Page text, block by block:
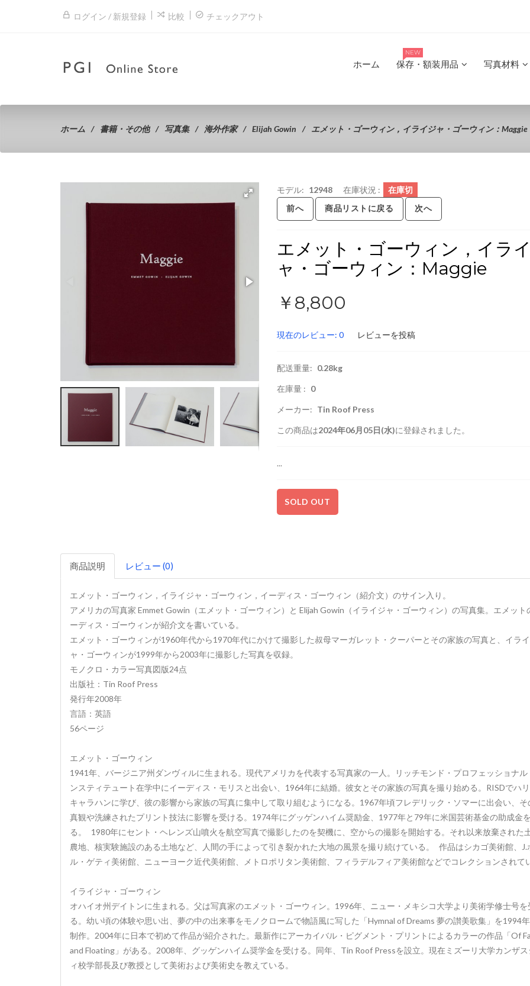
ログイン / 新規登録 比較 チェックアウト
ホーム 保存・額装用品
NEW
写真材料
ホーム 書籍・その他 写真集 海外作家 Elijah Gowin エメット・ゴーウィン，イライジャ・ゴーウィン：Maggie
モデル: 12948 在庫状況 :
在庫切
前へ
商品リストに戻る 次へ
エメット・ゴーウィン，イラ
ャ・ゴーウィン：Maggie
￥8,800
現在のレビュー: 0 レビューを投稿
配送重量: 0.28kg
在庫量 : 0
メーカー: Tin Roof Press
この商品は2024年06月05日(水)に登録されました。
...
SOLD OUT
商品説明 レビュー (0)
エメット・ゴーウィン，イライジャ・ゴーウィン，イーディス・ゴーウィン（紹介文）のサイン入り。
アメリカの写真家 Emmet Gowin（エメット・ゴーウィン）と Elijah Gowin（イライジャ・ゴーウィン）の写真集。エメット
ーディス・ゴーウィンが紹介文を書いている。
エメット・ゴーウィンが1960年代から1970年代にかけて撮影した叔母マーガレット・クーパーとその家族の写真と、イラ
ャ・ゴーウィンが1999年から2003年に撮影した写真を収録。
モノクロ・カラー写真図版24点
出版社：Tin Roof Press
発行年2008年
言語：英語
56ページ
エメット・ゴーウィン
1941年、バージニア州ダンヴィルに生まれる。現代アメリカを代表する写真家の一人。リッチモンド・プロフェッショナル
ンスティテュート在学中にイーディス・モリスと出会い、1964年に結婚。彼女とその家族の写真を撮り始める。RISDでハリ
キャラハンに学び、彼の影響から家族の写真に集中して取り組むようになる。1967年頃フレデリック・ソマーに出会い、そ
真観や洗練されたプリント技法に影響を受ける。1974年にグッゲンハイム奨励金、1977年と79年に米国芸術基金の助成金
る。 1980年にセント・ヘレンズ山噴火を航空写真で撮影したのを契機に、空からの撮影を開始する。それ以来放棄された
農地、核実験施設のある土地など、人間の手によって引き裂かれた大地の風景を撮り続けている。 作品はシカゴ美術館、J.
ル・ゲティ美術館、ニューヨーク近代美術館、メトロポリタン美術館、フィラデルフィア美術館などでコレクションされて
イライジャ・ゴーウィン
オハイオ州デイトンに生まれる。父は写真家のエメット・ゴーウィン。1996年、ニュー・メキシコ大学より美術学修士号を
る。幼い頃の体験や思い出、夢の中の出来事をモノクロームで物語風に写した「Hymnal of Dreams 夢の讃美歌集」を1994
制作。2004年に日本で初めて作品が紹介された。最新作にアーカイバル・ピグメント・プリントによるカラーの作品「Of
and Floating」がある。2008年、グッゲンハイム奨学金を受ける。同年、Tin Roof Pressを設立。現在ミズーリ大学カンザス
ィ校学部長及び教授として美術および美術史を教えている。